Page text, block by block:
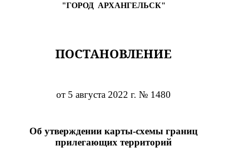
"ГОРОД АРХАНГЕЛЬСК"
ПОСТАНОВЛЕНИЕ
от 5 августа 2022 г. № 1480
Об утверждении карты-схемы границ
прилегающих территорий